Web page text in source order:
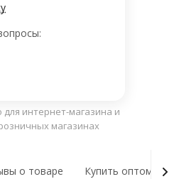
интернет-магазина и
магазинах
о товаре Купить оптом